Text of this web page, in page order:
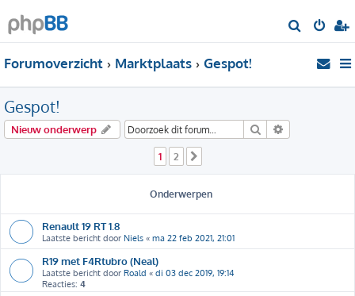
o
Forumoverzicht Marktplaats Gespot!
Gespot!
Nieuw onderwerp Zoek
1 2
Onderwerpen
Renault 19 RT 1.8
Laatste bericht door Niels « ma 22 feb 2021, 21:01
R19 met F4Rtubro (Neal)
Laatste bericht door Roald « di 03 dec 2019, 19:14
Reacties: 4